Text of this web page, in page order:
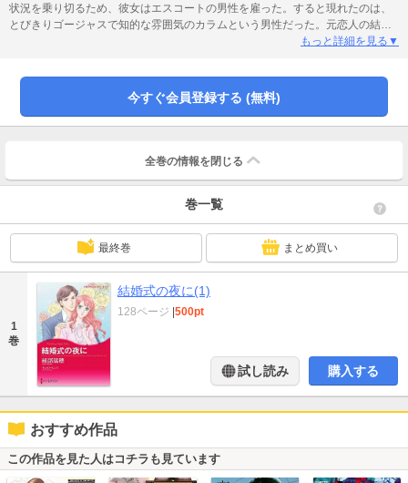
状況を乗り切るため、彼女はエスコートの男性を雇った。すると現れたのは、
とびきりゴージャスで知的な雰囲気のカラムという男性だった。元恋人の結婚
式というつらすぎる状況で、お酒に酔ってしまった彼女はカラムと情熱的な一
たのは、新社長のカラムだった。しかも彼はいきなり彼女をしたたかな悪女と
もっと詳細を見る▼
今すぐ会員登録する (無料)
全巻の情報を 閉じる
巻一覧
最終巻 まとめ買い
1
巻
結婚式の夜に(1)
128ページ 500pt
試し読み 購入する
おすすめ作品
この作品を見た人はコチラも見ています